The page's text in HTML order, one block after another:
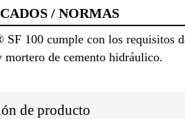
/ NORMAS
SF 100 cumple con los requisitos
mortero de cemento hidráulico.
de producto